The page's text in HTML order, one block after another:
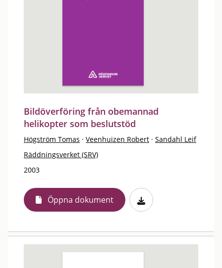
Bildöverföring från obemannad
helikopter som beslutstöd
Högström Tomas · Veenhuizen Robert · Sandahl Leif
Räddningsverket (SRV)
2003
Öppna dokument